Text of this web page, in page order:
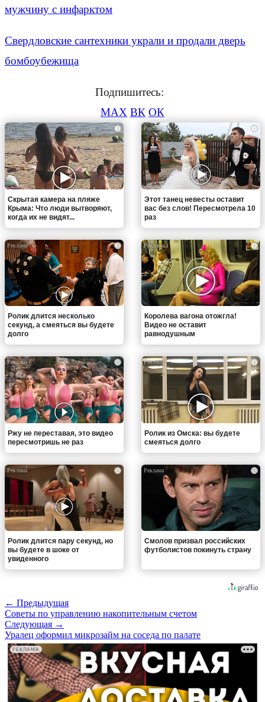
мужчину с инфарктом
Свердловские сантехники украли и продали дверь
бомбоубежища
Подпишитесь:
MAX ВК ОК
i
Скрытая камера на пляже
Крыма: Что люди вытворяют,
когда их не видят...
i
Этот танец невесты оставит
вас без слов! Пересмотрела 10
раз
i
Ролик длится несколько
секунд, а смеяться вы будете
долго
i
Королева вагона отожгла!
Видео не оставит
равнодушным
i
Ржу не переставая, это видео
пересмотришь не раз
i
Ролик из Омска: вы будете
смеяться долго
i
Ролик длится пару секунд, но
вы будете в шоке от
увиденного
i
Смолов призвал российских
футболистов покинуть страну
← Предыдущая
Советы по управлению накопительным счетом
Следующая →
Уралец оформил микрозайм на соседа по палате
РЕКЛАМА